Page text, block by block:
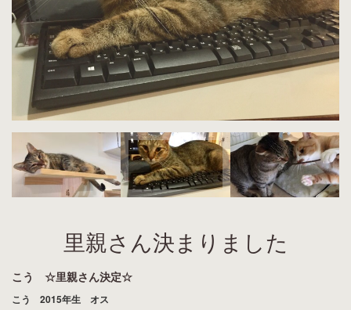
里親さん決まりました
こう ☆里親さん決定☆
こう 2015年生 オス